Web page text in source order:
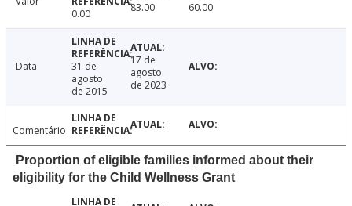
0.00
83.00 60.00
Data
31 de
agosto
de 2015
17 de
agosto
de 2023
Comentário
Proportion of eligible families informed about their
eligibility for the Child Wellness Grant